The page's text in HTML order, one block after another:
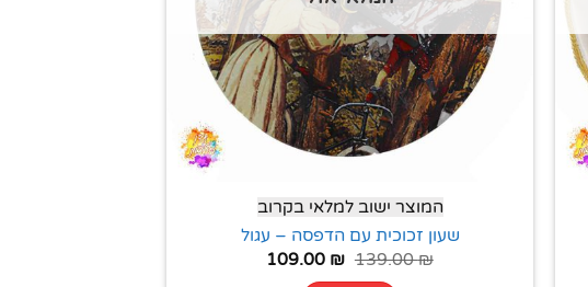
המוצר ישוב למלאי בקרוב
שעון זכוכית עם הדפסה – עגול
139.00₪
109.00 ₪